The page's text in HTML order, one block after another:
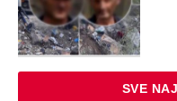
SVE